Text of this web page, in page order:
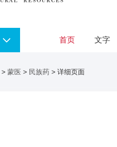
首页 文字
> 蒙医 > 民族药 > 详细页面